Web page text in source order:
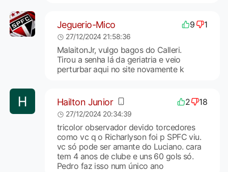
Jeguerio-Mico 9 1
27/12/2024 21:58:36
MalaitonJr, vulgo bagos do Calleri.
Tirou a senha lá da geriatria e veio
perturbar aqui no site novamente k
Hailton Junior 2 18
27/12/2024 20:34:39
tricolor observador devido torcedores
como vc q o Richarlyson foi p SPFC viu.
vc só pode ser amante do Luciano. cara
tem 4 anos de clube e uns 60 gols só.
Pedro faz isso num único ano